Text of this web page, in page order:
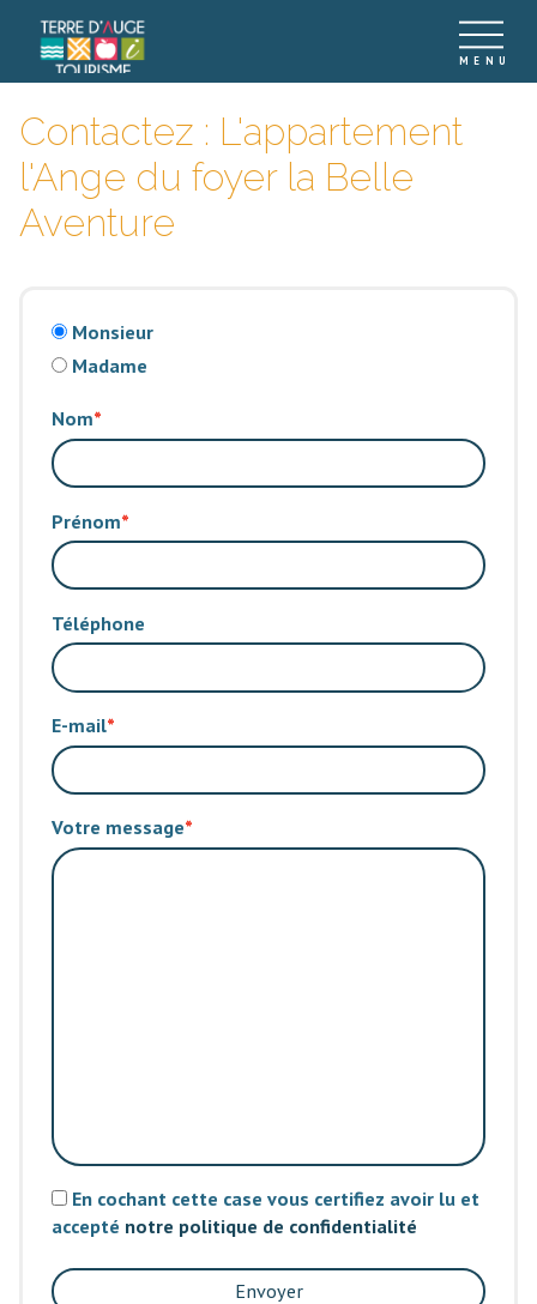
Contactez : L'appartement
l'Ange du foyer la Belle
Aventure
Monsieur
Madame
Nom
Prénom
Téléphone
E-mail
Votre message
En cochant cette case vous certifiez avoir lu et
accepté notre politique de confidentialité
Envoyer